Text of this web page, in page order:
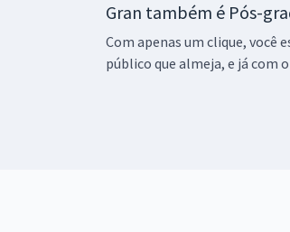
Gran também é Pós-
Com apenas um clique, você
público que almeja, e já com